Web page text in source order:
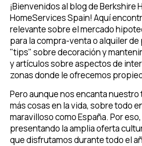
¡Bienvenidos al blog de Berkshire
HomeServices Spain! Aquí
relevante sobre el mercado
para la compra-venta o alquiler
"tips" sobre decoración y
y artículos sobre aspectos de
zonas donde le ofrecemos
Pero aunque nos encanta
más cosas en la vida, sobre todo
maravilloso como España. Por
presentando la amplia oferta
que disfrutamos durante todo el